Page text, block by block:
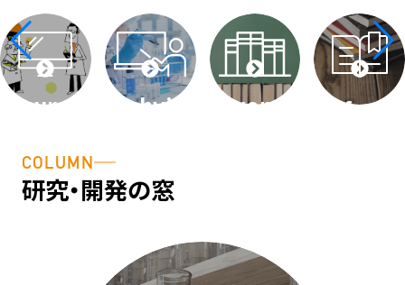
course
細胞基礎
講座
techvideos word
faq
COLUMN
研究・開発の窓